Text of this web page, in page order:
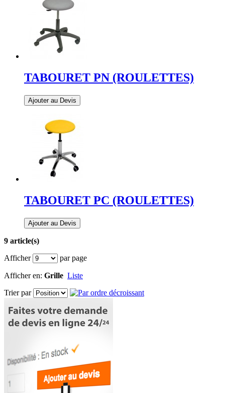
TABOURET PN (ROULETTES)
Ajouter au Devis
TABOURET PC (ROULETTES)
Ajouter au Devis
9 article(s)
Afficher
par page
Afficher en: Grille Liste
Trier par